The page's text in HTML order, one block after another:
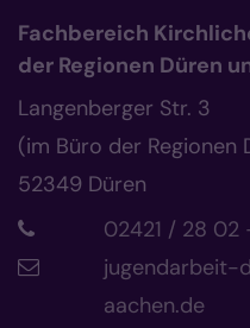
Fachbereich
der Regionen Düren
Langenberger Str. 3
(im Büro der Regionen
52349 Düren
02421 / 28 02
jugendarbeit-
aachen.de